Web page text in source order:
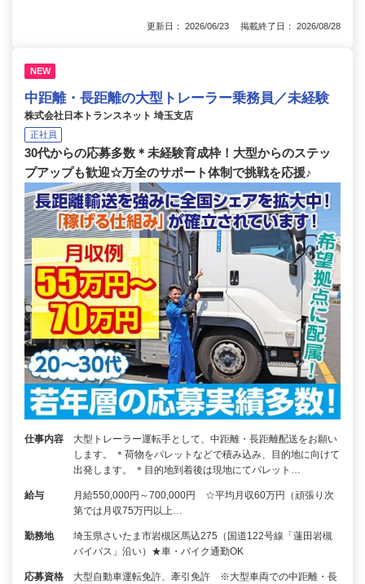
更新日： 2026/06/23 掲載終了日： 2026/08/28
NEW
中距離・長距離の大型トレーラー乗務員／未経験
株式会社日本トランスネット 埼玉支店
正社員
30代からの応募多数＊未経験育成枠！大型からのステッ
プアップも歓迎☆万全のサポート体制で挑戦を応援♪
仕事内容
大型トレーラー運転手として、中距離・長距離配送をお願い
します。 ＊荷物をパレットなどで積み込み、目的地に向けて
出発します。 ＊目的地到着後は現地にてパレット…
給与
月給550,000円～700,000円 ☆平均月収60万円（頑張り次
第では月収75万円以上…
勤務地
埼玉県さいたま市岩槻区馬込275（国道122号線「蓮田岩槻
バイパス」沿い）★車・バイク通勤OK
応募資格
大型自動車運転免許、牽引免許 ※大型車両での中距離・長